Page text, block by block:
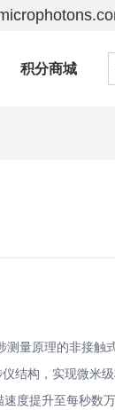
积分商城
量原理的非接触
结构，实现微米
度提升至每秒数